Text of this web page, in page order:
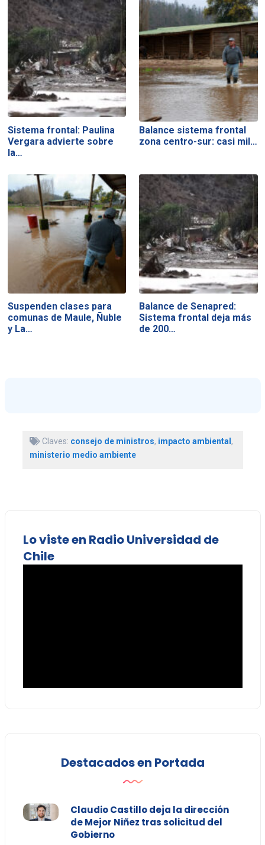
Sistema frontal: Paulina
Vergara advierte sobre
la…
Balance sistema frontal
zona centro-sur: casi mil…
Suspenden clases para
comunas de Maule, Ñuble
y La…
Balance de Senapred:
Sistema frontal deja más
de 200…
Claves: consejo de ministros, impacto ambiental,
ministerio medio ambiente
Lo viste en Radio Universidad de
Chile
Destacados en Portada
Claudio Castillo deja la dirección
de Mejor Niñez tras solicitud del
Gobierno